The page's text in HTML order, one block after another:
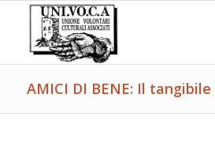
AMICI DI BENE: Il tangibile